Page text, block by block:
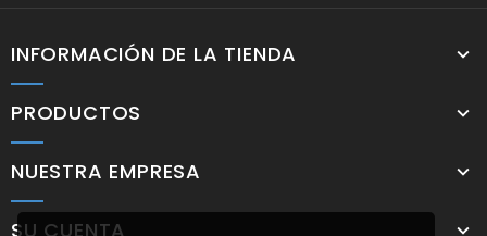
INFORMACIÓN DE LA TIENDA
PRODUCTOS
NUESTRA EMPRESA
SU CUENTA